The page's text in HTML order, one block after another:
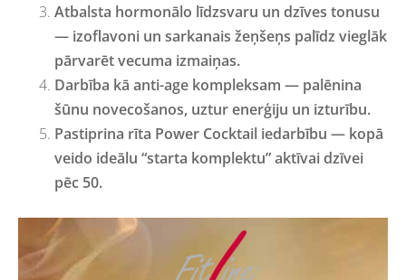
Atbalsta hormonālo līdzsvaru un dzīves tonusu
— izoflavoni un sarkanais žeņšeņs palīdz vieglāk
pārvarēt vecuma izmaiņas.
Darbība kā anti-age kompleksam — palēnina
šūnu novecošanos, uztur enerģiju un izturību.
Pastiprina rīta Power Cocktail iedarbību — kopā
veido ideālu “starta komplektu” aktīvai dzīvei
pēc 50.